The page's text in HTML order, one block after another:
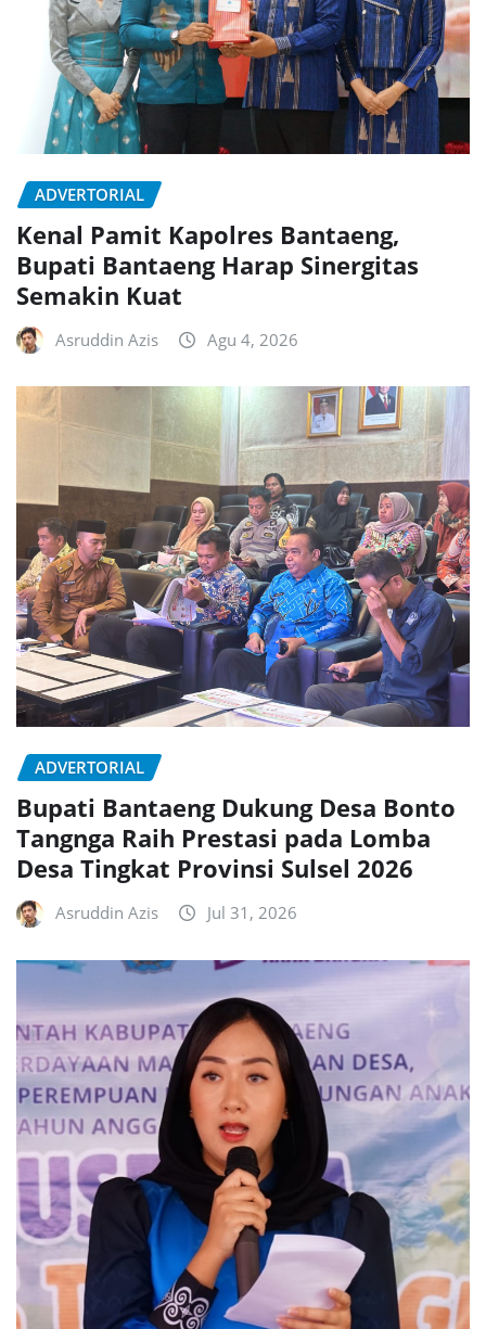
ADVERTORIAL
Kenal Pamit Kapolres Bantaeng,
Bupati Bantaeng Harap Sinergitas
Semakin Kuat
Asruddin Azis Agu 4, 2026
ADVERTORIAL
Bupati Bantaeng Dukung Desa Bonto
Tangnga Raih Prestasi pada Lomba
Desa Tingkat Provinsi Sulsel 2026
Asruddin Azis Jul 31, 2026